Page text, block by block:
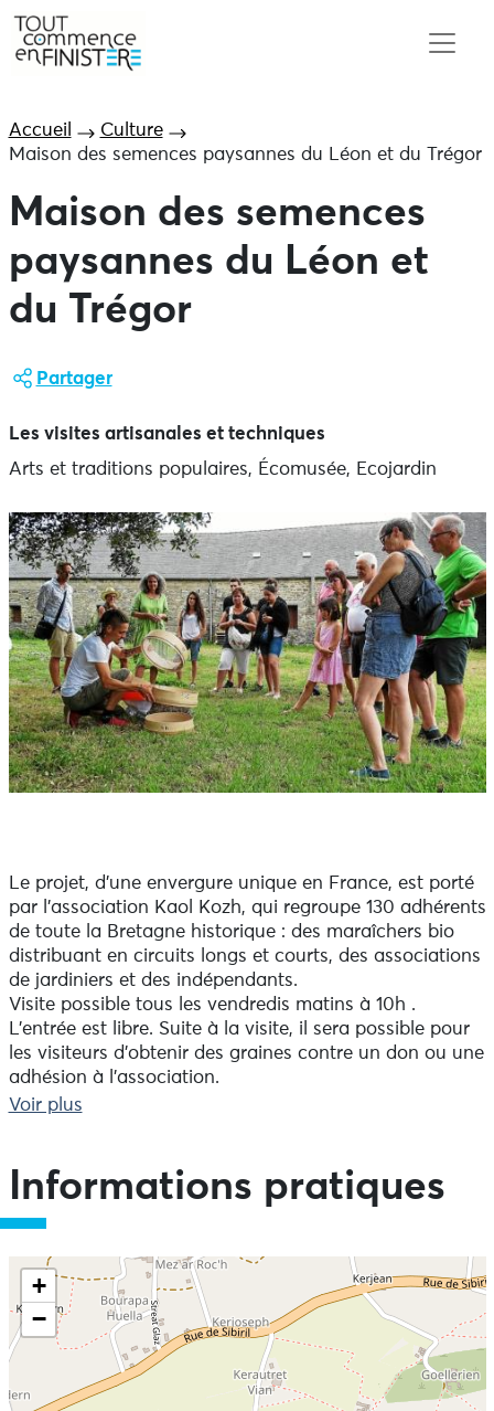
Accueil
Culture
Maison des semences paysannes du Léon et du Trégor
Maison des semences
paysannes du Léon et
du Trégor
Partager
Les visites artisanales et techniques
Arts et traditions populaires, Écomusée, Ecojardin
Le projet, d’une envergure unique en France, est porté
par l’association Kaol Kozh, qui regroupe 130 adhérents
de toute la Bretagne historique : des maraîchers bio
distribuant en circuits longs et courts, des associations
de jardiniers et des indépendants.
Visite possible tous les vendredis matins à 10h .
L'entrée est libre. Suite à la visite, il sera possible pour
les visiteurs d'obtenir des graines contre un don ou une
adhésion à l'association.
chacun des participants).
Voir plus
Informations pratiques
+
−